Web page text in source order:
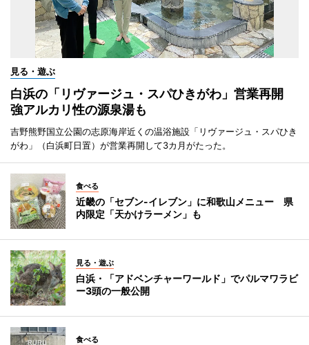
見る・遊ぶ
白浜の「リヴァージュ・スパひきがわ」営業再開
強アルカリ性の源泉湯も
吉野熊野国立公園の志原海岸近くの温浴施設「リヴァージュ・スパひき
がわ」（白浜町日置）が営業再開して3カ月がたった。
食べる
近畿の「セブン-イレブン」に和歌山メニュー 県
内限定「天かけラーメン」も
見る・遊ぶ
白浜・「アドベンチャーワールド」でパルマワラビ
ー3頭の一般公開
食べる